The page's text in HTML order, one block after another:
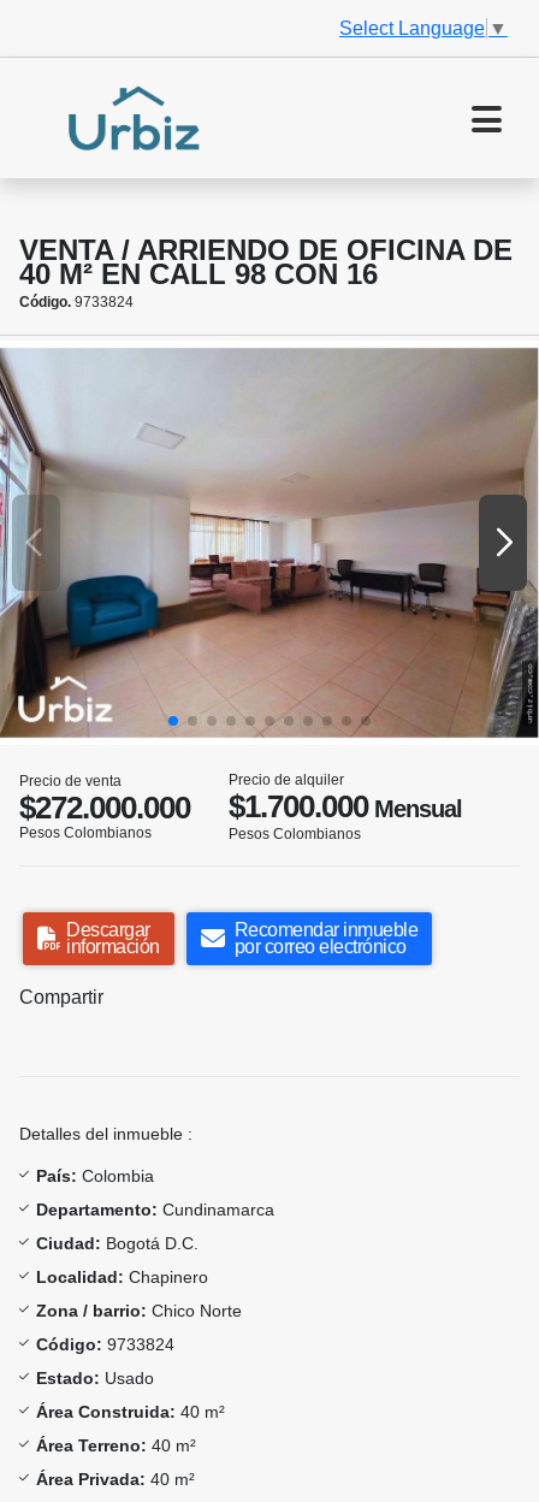
Select Language ▼
VENTA / ARRIENDO DE OFICINA DE
40 M² EN CALL 98 CON 16
Código. 9733824
Precio de venta
$272.000.000
Pesos Colombianos
Precio de alquiler
$1.700.000Mensual
Pesos Colombianos
Descargar
información
Recomendar inmueble
por correo electrónico
Compartir
Detalles del inmueble :
País: Colombia
Departamento: Cundinamarca
Ciudad: Bogotá D.C.
Localidad: Chapinero
Zona / barrio: Chico Norte
Código: 9733824
Estado: Usado
Área Construida: 40 m²
Área Terreno: 40 m²
Área Privada: 40 m²